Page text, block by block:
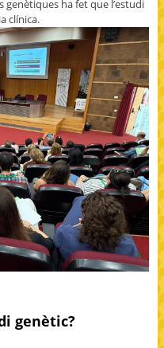
ha fet que l’estudi
clínica.
genètic?